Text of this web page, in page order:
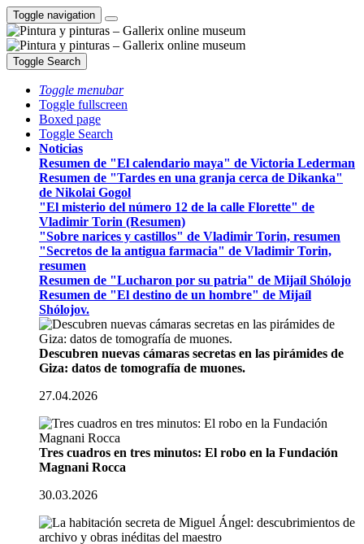
Toggle navigation
Toggle Search
Toggle menubar
Toggle fullscreen
Boxed page
Toggle Search
Noticias
Resumen de "El calendario maya" de Victoria Lederman
Resumen de "Tardes en una granja cerca de Dikanka"
de Nikolai Gogol
"El misterio del número 12 de la calle Florette" de
Vladimir Torin (Resumen)
"Sobre narices y castillos" de Vladimir Torin, resumen
"Secretos de la antigua farmacia" de Vladimir Torin,
resumen
Resumen de "Lucharon por su patria" de Mijaíl Shólojo
Resumen de "El destino de un hombre" de Mijaíl
Shólojov.
Descubren nuevas cámaras secretas en las pirámides de
Giza: datos de tomografía de muones.
27.04.2026
Tres cuadros en tres minutos: El robo en la Fundación
Magnani Rocca
30.03.2026